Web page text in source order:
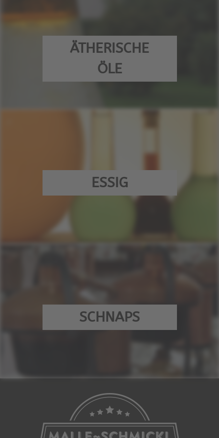
ÄTHERISCHE
ÖLE
ESSIG
SCHNAPS